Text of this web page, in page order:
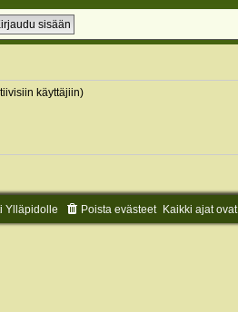
käyttäjiin)
Kaikki ajat ovat
Poista evästeet
Ylläpidolle